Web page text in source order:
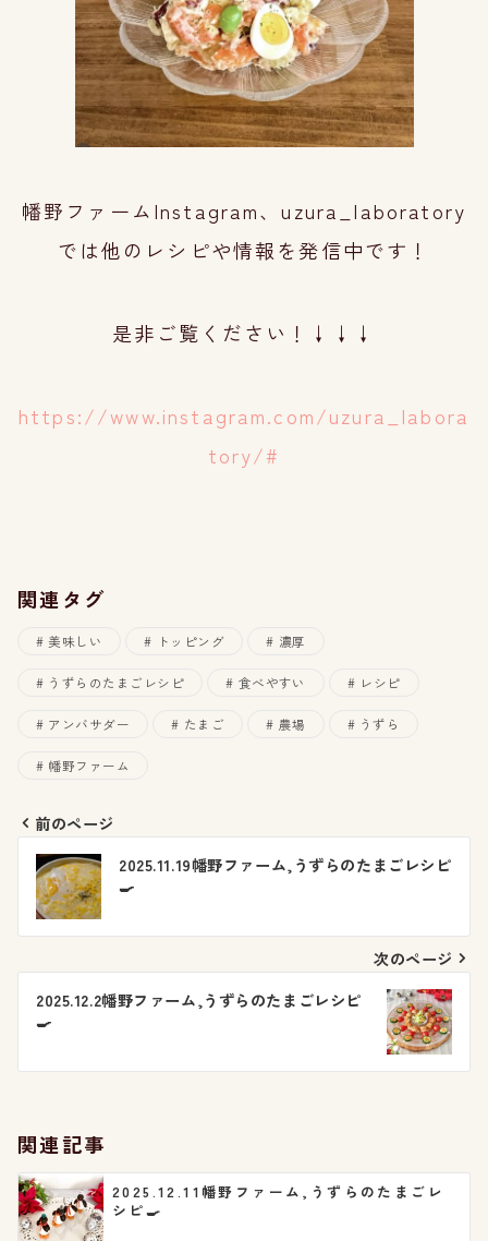
幡野ファームInstagram、uzura_laboratory
では他のレシピや情報を発信中です！
是非ご覧ください！↓↓↓
https://www.instagram.com/uzura_labora
tory/#
関連タグ
美味しい トッピング 濃厚
うずらのたまごレシピ 食べやすい レシピ
アンバサダー たまご 農場 うずら
幡野ファーム
投
稿
ビ
シ
ョ
ン
前のページ
2025.11.19幡野ファーム,うずらのたまごレシピ
🍳
次のページ
2025.12.2幡野ファーム,うずらのたまごレシピ
🍳
関連記事
2025.12.11幡野ファーム,うずらのたまごレ
シピ🍳